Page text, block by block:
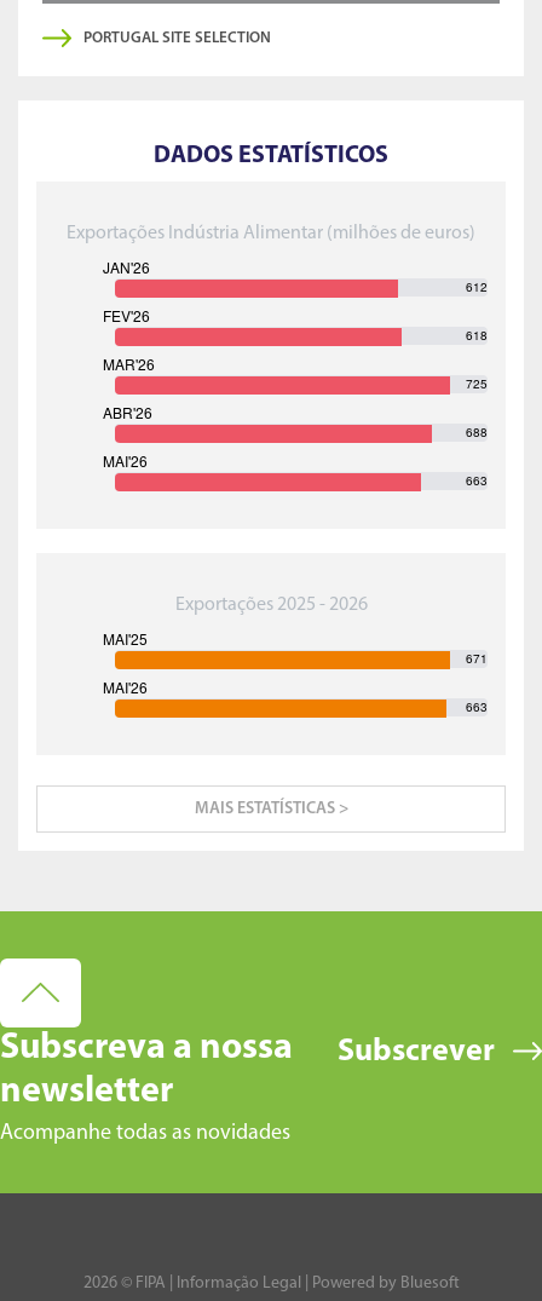
PORTUGAL SITE SELECTION
DADOS ESTATÍSTICOS
Exportações Indústria Alimentar (milhões de euros)
612
618
725
688
663
Exportações 2025 - 2026
671
663
MAIS ESTATÍSTICAS >
Subscreva a nossa
newsletter
Acompanhe todas as novidades
Subscrever
2026 © FIPA | Informação Legal | Powered by Bluesoft